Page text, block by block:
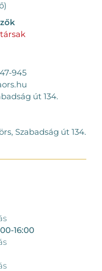
945
út 134.
Szabadság út 134.
16:00